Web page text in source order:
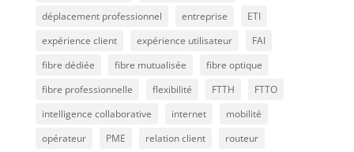
déplacement professionnel
entreprise
ETI
expérience client
expérience utilisateur
FAI
fibre dédiée
fibre mutualisée
fibre optique
fibre professionnelle
flexibilité FTTH
FTTO
intelligence collaborative
internet
mobilité
opérateur
PME relation client
routeur